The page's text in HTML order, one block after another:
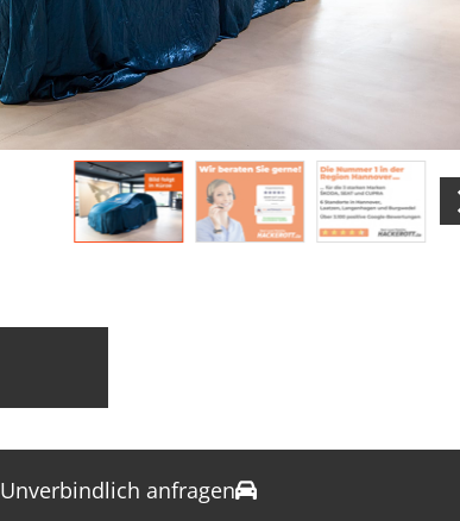
Unverbindlich anfragen